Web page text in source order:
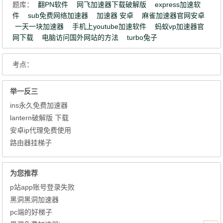
题库： 翻PN软件 网飞加速器下载破解版
express加速软
件
sub免费网络加速器 加速器 安卓
麻雀加速器官网安卓
一天一块加速器
手机上youtube加速软件
蚂蚁vp加速器官
网下载
电脑访问国外网站的方法 turbo兔子
考点：
举一反三
ins永久免费加速器
lantern破解版 下载
安卓ip代理免费使用
路由器挂梯子
为您推荐
p站app账号登录失败
黑洞黑洞加速器
pc端的好梯子